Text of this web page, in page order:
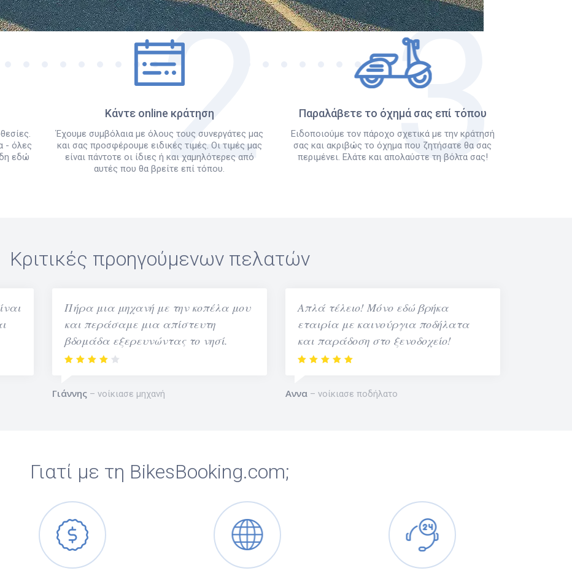
Πώς λειτουργεί
- όλες
εδώ
Κάντε online κράτηση
Έχουμε συμβόλαια με όλους τους συνεργάτες μας
και σας προσφέρουμε ειδικές τιμές. Οι τιμές μας
είναι πάντοτε οι ίδιες ή και χαμηλότερες από
αυτές που θα βρείτε επί τόπου.
Παραλάβετε το όχημά σας επί τόπου
Ειδοποιούμε τον πάροχο σχετικά με την κράτησή
σας και ακριβώς το όχημα που ζητήσατε θα σας
περιμένει. Ελάτε και απολαύστε τη βόλτα σας!
Κριτικές προηγούμενων πελατών
Πήρα μια μηχανή με την κοπέλα μου
και περάσαμε μια απίστευτη
βδομάδα εξερευνώντας το νησί.
Γιάννης νοίκιασε μηχανή
Απλά τέλειο! Μόνο εδώ βρήκα
εταιρία με καινούργια ποδήλατα
και παράδοση στο ξενοδοχείο!
Αννα νοίκιασε ποδήλατο
Γιατί με τη BikesBooking.com;